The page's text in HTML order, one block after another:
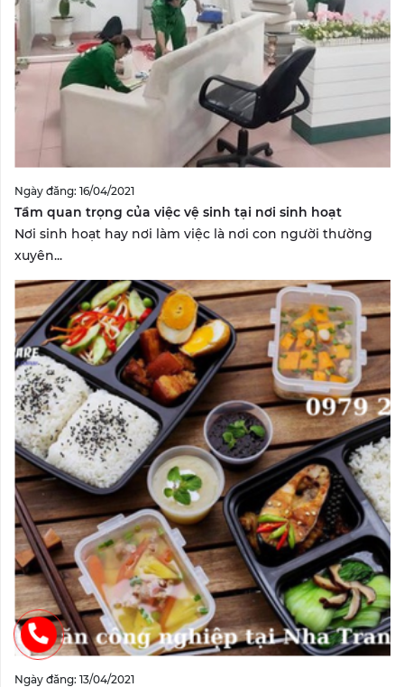
Ngày đăng: 16/04/2021
Tầm quan trọng của việc vệ sinh tại nơi sinh hoạt
Nơi sinh hoạt hay nơi làm việc là nơi con người thường
xuyên...
Ngày đăng: 13/04/2021